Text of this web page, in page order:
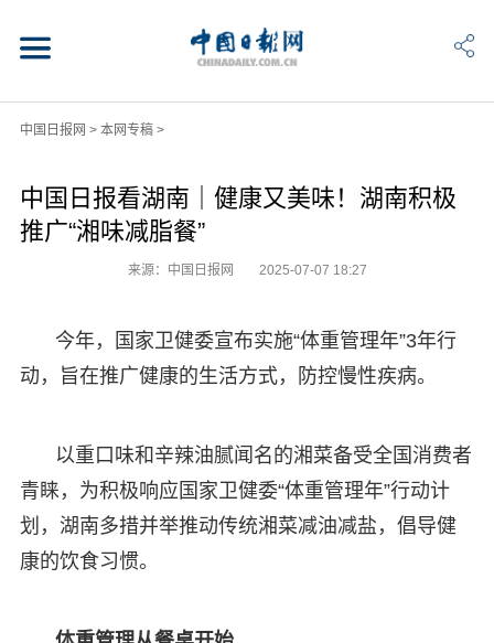
中国日报网 > 本网专稿>
中国日报看湖南｜健康又美味！湖南积极
推广“湘味减脂餐”
来源：中国日报网 2025-07-07 18:27
今年，国家卫健委宣布实施“体重管理年”3年行
动，旨在推广健康的生活方式，防控慢性疾病。
以重口味和辛辣油腻闻名的湘菜备受全国消费者
青睐，为积极响应国家卫健委“体重管理年”行动计
划，湖南多措并举推动传统湘菜减油减盐，倡导健
康的饮食习惯。